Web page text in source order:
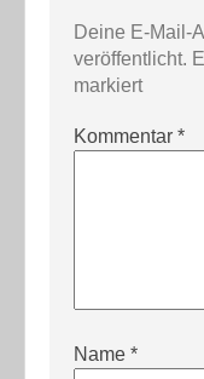
Deine E-Mail-
veröffentlicht.
markiert
Kommentar *
Name *